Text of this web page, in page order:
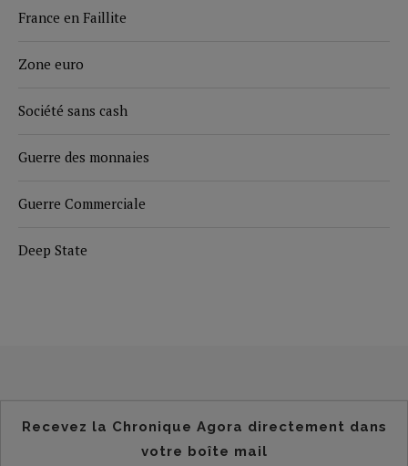
France en Faillite
Zone euro
Société sans cash
Guerre des monnaies
Guerre Commerciale
Deep State
Recevez la Chronique Agora directement dans
votre boîte mail